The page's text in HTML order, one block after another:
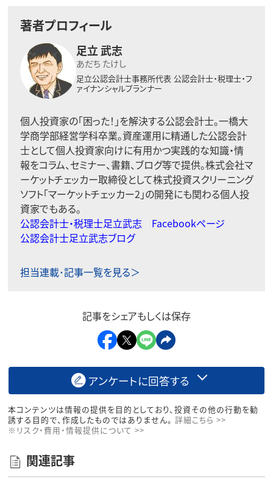
著者プロフィール
足立 武志
あだち たけし
足立公認会計士事務所代表 公認会計士・税理士・フ
ァイナンシャルプランナー
個人投資家の「困った！」を解決する公認会計士。一橋大
学商学部経営学科卒業。資産運用に精通した公認会計
士として個人投資家向けに有用かつ実践的な知識・情
報をコラム、セミナー、書籍、ブログ等で提供。株式会社マ
ーケットチェッカー取締役として株式投資スクリーニング
ソフト「マーケットチェッカー2」の開発にも関わる個人投
資家でもある。
公認会計士・税理士足立武志 Facebookページ
公認会計士足立武志ブログ
担当連載･記事一覧を見る＞
記事をシェアもしくは保存
アンケートに回答する
本コンテンツは情報の提供を目的としており、投資その他の行動を勧
誘する目的で、作成したものではありません。 詳細こちら >>
※リスク・費用・情報提供について >>
関連記事